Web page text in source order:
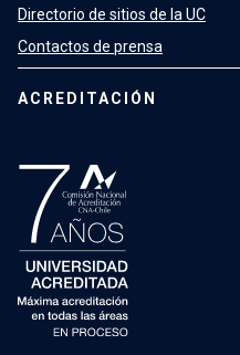
Directorio de sitios de la UC
Contactos de prensa
ACREDITACIÓN